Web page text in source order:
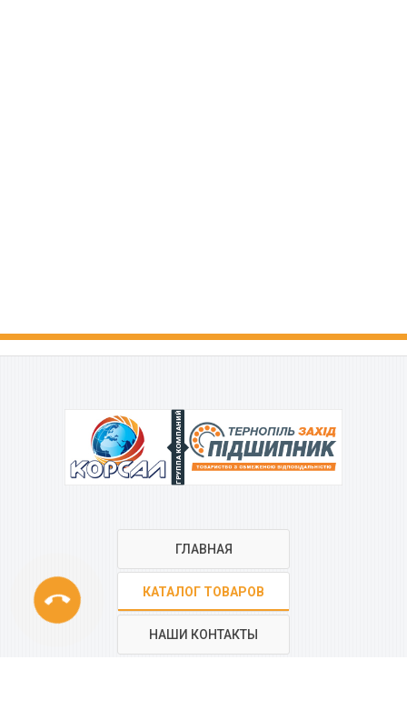
phone
ГРУППА КОМПАНИЙ
ГЛАВНАЯ
КАТАЛОГ ТОВАРОВ
НАШИ КОНТАКТЫ